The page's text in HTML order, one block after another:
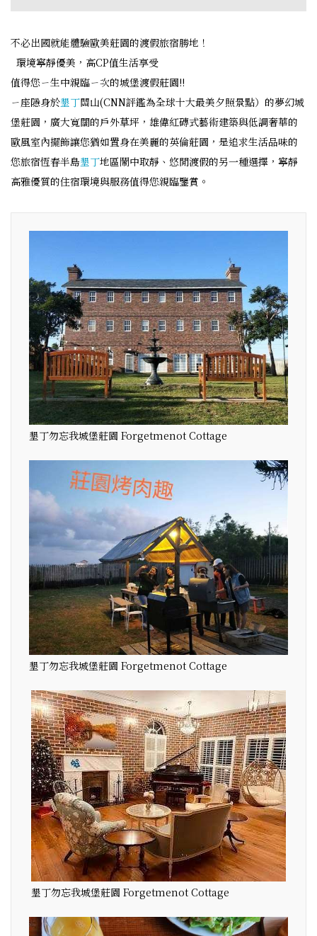
不必出國就能體驗歐美莊園的渡假旅宿勝地！
環境寧靜優美，高CP值生活享受
值得您ㄧ生中親臨ㄧ次的城堡渡假莊園!!
ㄧ座隱身於墾丁關山(CNN評鑑為全球十大最美夕照景點）的夢幻城
堡莊園，廣大寬闊的戶外草坪，雄偉紅磚式藝術建築與低調奢華的
歐風室內擺飾讓您猶如置身在美麗的英倫莊園，是追求生活品味的
您旅宿恆春半島墾丁地區鬧中取靜、悠閒渡假的另一種選擇，寧靜
高雅優質的住宿環境與服務值得您親臨鑒賞。
墾丁勿忘我城堡莊園 Forgetmenot Cottage
墾丁勿忘我城堡莊園 Forgetmenot Cottage
墾丁勿忘我城堡莊園 Forgetmenot Cottage